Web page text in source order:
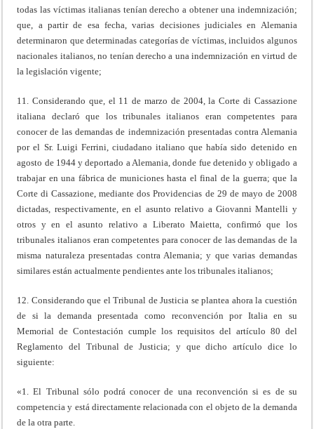
todas las víctimas italianas tenían derecho a obtener una indemnización;
que, a partir de esa fecha, varias decisiones judiciales en Alemania
determinaron que determinadas categorías de víctimas, incluidos algunos
nacionales italianos, no tenían derecho a una indemnización en virtud de
la legislación vigente;
11. Considerando que, el 11 de marzo de 2004, la Corte di Cassazione
italiana declaró que los tribunales italianos eran competentes para
conocer de las demandas de indemnización presentadas contra Alemania
por el Sr. Luigi Ferrini, ciudadano italiano que había sido detenido en
agosto de 1944 y deportado a Alemania, donde fue detenido y obligado a
trabajar en una fábrica de municiones hasta el final de la guerra; que la
Corte di Cassazione, mediante dos Providencias de 29 de mayo de 2008
dictadas, respectivamente, en el asunto relativo a Giovanni Mantelli y
otros y en el asunto relativo a Liberato Maietta, confirmó que los
tribunales italianos eran competentes para conocer de las demandas de la
misma naturaleza presentadas contra Alemania; y que varias demandas
similares están actualmente pendientes ante los tribunales italianos;
12. Considerando que el Tribunal de Justicia se plantea ahora la cuestión
de si la demanda presentada como reconvención por Italia en su
Memorial de Contestación cumple los requisitos del artículo 80 del
Reglamento del Tribunal de Justicia; y que dicho artículo dice lo
siguiente:
«1. El Tribunal sólo podrá conocer de una reconvención si es de su
competencia y está directamente relacionada con el objeto de la demanda
de la otra parte.